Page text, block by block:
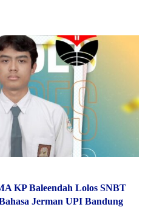
KP Baleendah Lolos SNBT
Jerman UPI Bandung